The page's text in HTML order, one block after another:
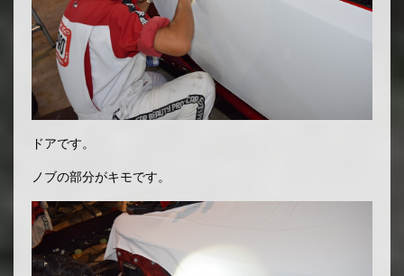
ドアです。
ノブの部分がキモです。